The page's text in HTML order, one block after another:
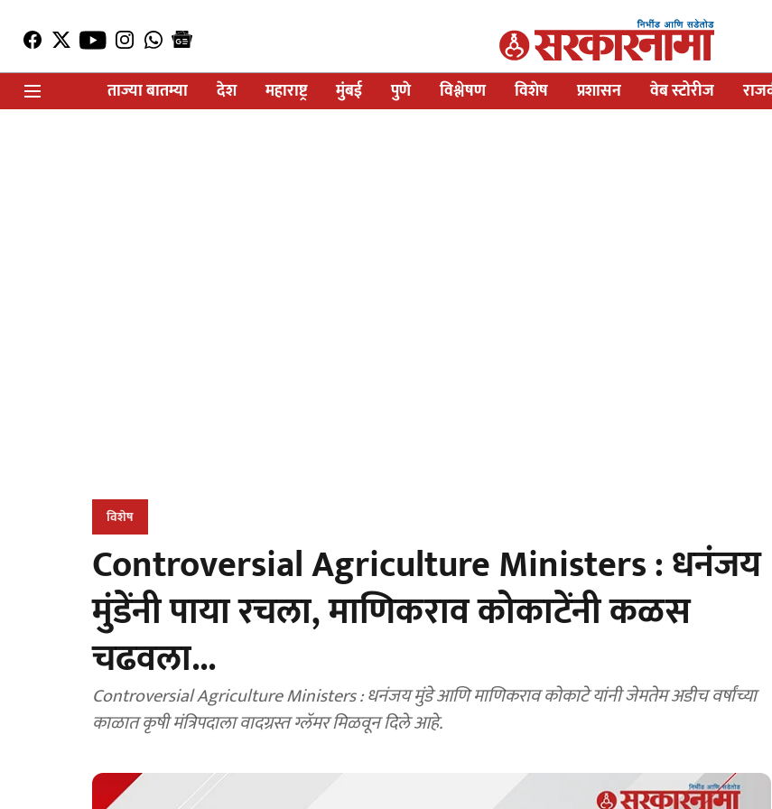
ताज्या बातम्या
देश महाराष्ट्र मुंबई पुणे विश्लेषण विशेष प्रशासन वेब स्टोरीज
विशेष
Controversial Agriculture Ministers : धनंजय
मुंडेंनी पाया रचला, माणिकराव कोकाटेंनी कळस
चढवला...
Controversial Agriculture Ministers : धनंजय मुंडे आणि माणिकराव कोकाटे यांनी जेमतेम अडीच वर्षांच्या
काळात कृषी मंत्रि‍पदाला वादग्रस्त ग्लॅमर मिळवून दिले आहे.